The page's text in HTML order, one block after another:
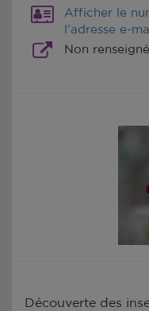
Afficher le
l'adresse e-
Non renseigné
Découverte des